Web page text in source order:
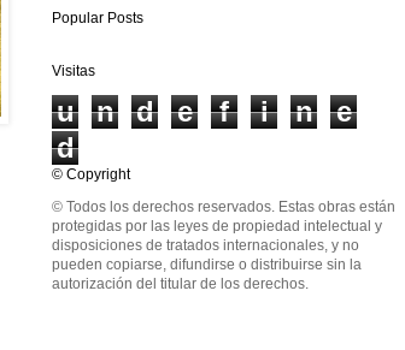
Popular Posts
Visitas
u n d e f i n
e
d
© Copyright
© Todos los derechos reservados. Estas obras están
protegidas por las leyes de propiedad intelectual y
disposiciones de tratados internacionales, y no
pueden copiarse, difundirse o distribuirse sin la
autorización del titular de los derechos.